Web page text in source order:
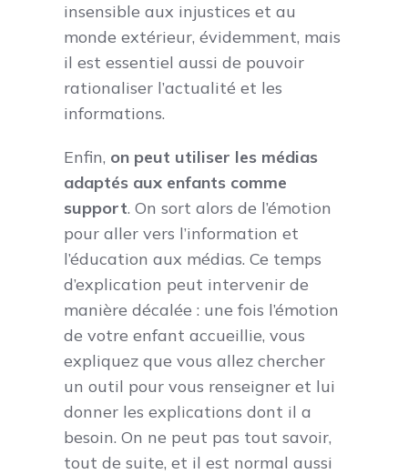
insensible aux injustices et au
monde extérieur, évidemment, mais
il est essentiel aussi de pouvoir
rationaliser l’actualité et les
informations.
Enfin, on peut utiliser les médias
adaptés aux enfants comme
support. On sort alors de l’émotion
pour aller vers l’information et
l’éducation aux médias. Ce temps
d’explication peut intervenir de
manière décalée : une fois l’émotion
de votre enfant accueillie, vous
expliquez que vous allez chercher
un outil pour vous renseigner et lui
donner les explications dont il a
besoin. On ne peut pas tout savoir,
tout de suite, et il est normal aussi